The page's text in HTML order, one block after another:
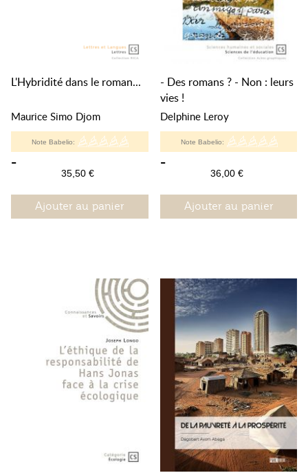
L'Hybridité dans le roman...
Maurice Simo Djom
Note Babelio:
-
35,50 €
Ajouter au panier
- Des romans ? - Non : leurs
vies !
Delphine Leroy
Note Babelio:
-
36,00 €
Ajouter au panier